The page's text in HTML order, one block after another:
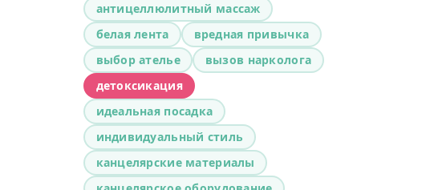
антицеллюлитный массаж
белая лента
вредная привычка
выбор ателье
вызов нарколога
детоксикация
идеальная посадка
индивидуальный стиль
канцелярские материалы